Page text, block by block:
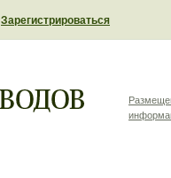
Зарегистрироваться